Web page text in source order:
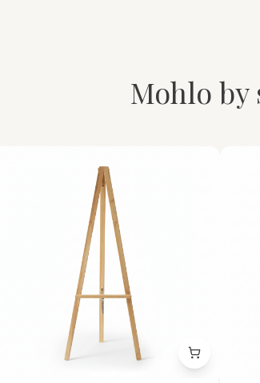
Mohlo by